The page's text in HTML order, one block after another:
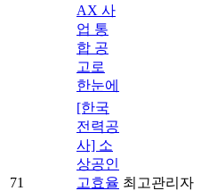
AX 사
업 통
합 공
고로
한눈에
71
[한국
전력공
사] 소
상공인
고효율 최고관리자